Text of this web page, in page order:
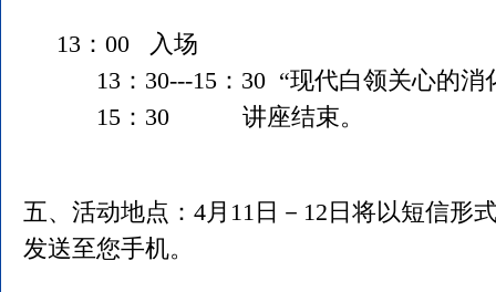
13：00 入场
13：30---15：30 “现代白领关心的消
15：30 讲座结束。
五、活动地点：4月11日－12日将以短信形
发送至您手机。